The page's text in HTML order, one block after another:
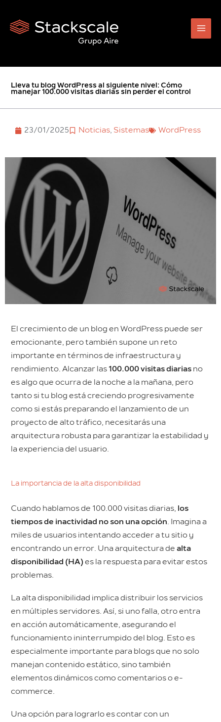
contenido
Lleva tu blog WordPress al siguiente nivel: Cómo
manejar 100.000 visitas diarias sin perder el control
23/01/2025 Noticias, Sistemas WordPress
El crecimiento de un blog en WordPress puede ser
emocionante, pero también supone un reto
importante en términos de infraestructura y
rendimiento. Alcanzar las 100.000 visitas diarias no
es algo que ocurra de la noche a la mañana, pero
tanto si tu blog está creciendo progresivamente
como si estás preparando el lanzamiento de un
proyecto de alto tráfico, necesitarás una
arquitectura robusta para garantizar la estabilidad y
la experiencia del usuario.
La importancia de la alta disponibilidad
Cuando hablamos de 100.000 visitas diarias, los
tiempos de inactividad no son una opción. Imagina a
miles de usuarios intentando acceder a tu sitio y
encontrando un error. Una arquitectura dealta
disponibilidad (HA)es la respuesta para evitar estos
problemas.
La alta disponibilidad implica distribuir los servicios
en múltiples servidores. Así, si uno falla, otro entra
en acción automáticamente, asegurando el
funcionamiento ininterrumpido del blog. Esto es
especialmente importante para blogs que no solo
manejan contenido estático, sino también
elementos dinámicos como comentarios o e-
commerce.
Una opción para lograrlo es contar con un